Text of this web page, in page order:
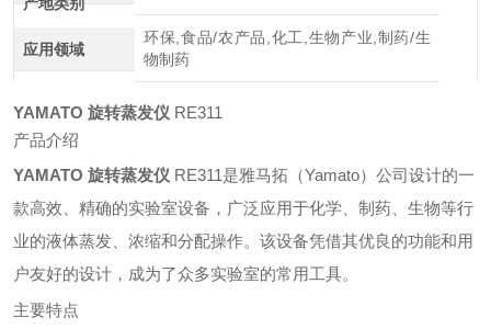
应用领域
环保,食品/农产品,化工,生物产业,制药/生
物制药
YAMATO 旋转蒸发仪 RE311
产品介绍
YAMATO 旋转蒸发仪 RE311是雅马拓（Yamato）公司设计的一
款高效、精确的实验室设备，广泛应用于化学、制药、生物等行
业的液体蒸发、浓缩和分配操作。该设备凭借其优良的功能和用
户友好的设计，成为了众多实验室的常用工具。
主要特点